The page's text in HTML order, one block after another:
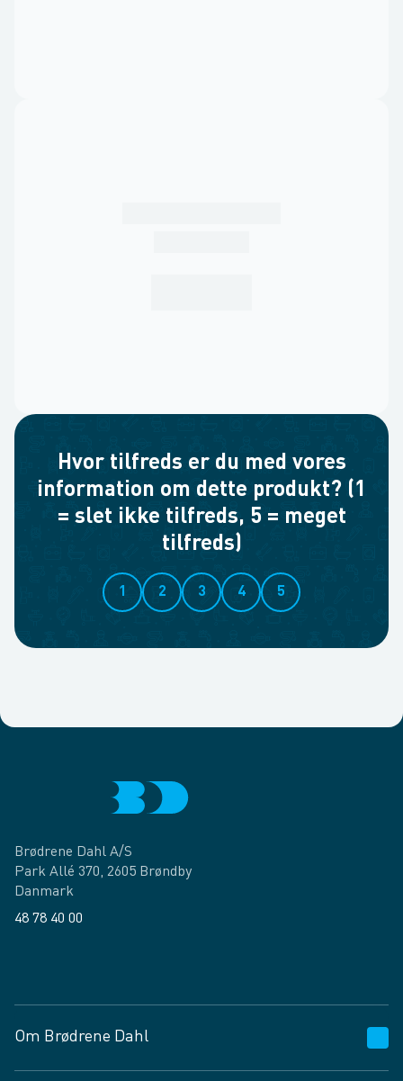
Hvor tilfreds er du med vores
information om dette produkt? (1
= slet ikke tilfreds, 5 = meget
tilfreds)
1 2 3 4 5
Brødrene Dahl A/S
Park Allé 370, 2605 Brøndby
Danmark
48 78 40 00
Om Brødrene Dahl